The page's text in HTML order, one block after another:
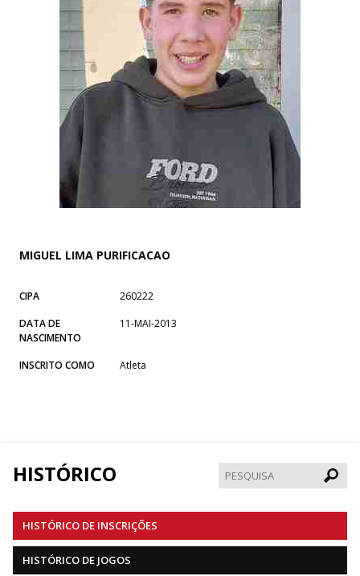
MIGUEL LIMA PURIFICACAO
CIPA
260222
DATA DE
NASCIMENTO
11-MAI-2013
INSCRITO COMO Atleta
HISTÓRICO
HISTÓRICO DE INSCRIÇÕES
HISTÓRICO DE JOGOS